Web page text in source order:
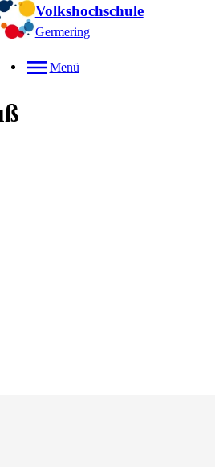
Volkshochschule
Germering
Menü